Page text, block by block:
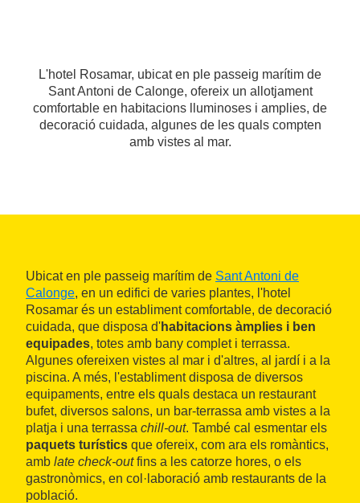
L'hotel Rosamar, ubicat en ple passeig marítim de
Sant Antoni de Calonge, ofereix un allotjament
comfortable en habitacions lluminoses i amplies, de
decoració cuidada, algunes de les quals compten
amb vistes al mar.
Ubicat en ple passeig marítim de Sant Antoni de
Calonge, en un edifici de varies plantes, l'hotel
Rosamar és un establiment comfortable, de decoració
cuidada, que disposa d'habitacions àmplies i ben
equipades, totes amb bany complet i terrassa.
Algunes ofereixen vistes al mar i d'altres, al jardí i a la
piscina. A més, l'establiment disposa de diversos
equipaments, entre els quals destaca un restaurant
bufet, diversos salons, un bar-terrassa amb vistes a la
platja i una terrassa chill-out. També cal esmentar els
paquets turístics que ofereix, com ara els romàntics,
amb late check-outfins a les catorze hores, o els
gastronòmics, en col·laboració amb restaurants de la
població.